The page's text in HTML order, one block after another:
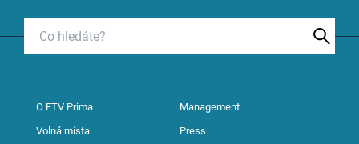
O FTV Prima Management
Volná místa Press